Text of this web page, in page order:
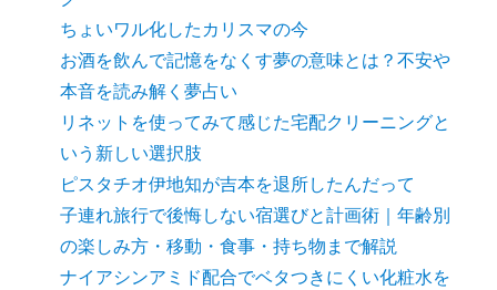
ちょいワル化したカリスマの今
お酒を飲んで記憶をなくす夢の意味とは？不安や
本音を読み解く夢占い
リネットを使ってみて感じた宅配クリーニングと
いう新しい選択肢
ピスタチオ伊地知が吉本を退所したんだって
子連れ旅行で後悔しない宿選びと計画術｜年齢別
の楽しみ方・移動・食事・持ち物まで解説
ナイアシンアミド配合でベタつきにくい化粧水を